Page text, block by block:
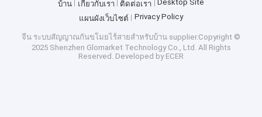
บ้าน เกี่ยวกับเรา ติดต่อเรา
Desktop Site
แผนผังเว็บไซต์
Privacy Policy
จีน ระบบสัญญาณกันขโมยไร้สายสำหรับบ้าน supplier.Copyright ©
2025 Shenzhen Glomarket Technology Co., Ltd. All Rights
Reserved. Developed by ECER